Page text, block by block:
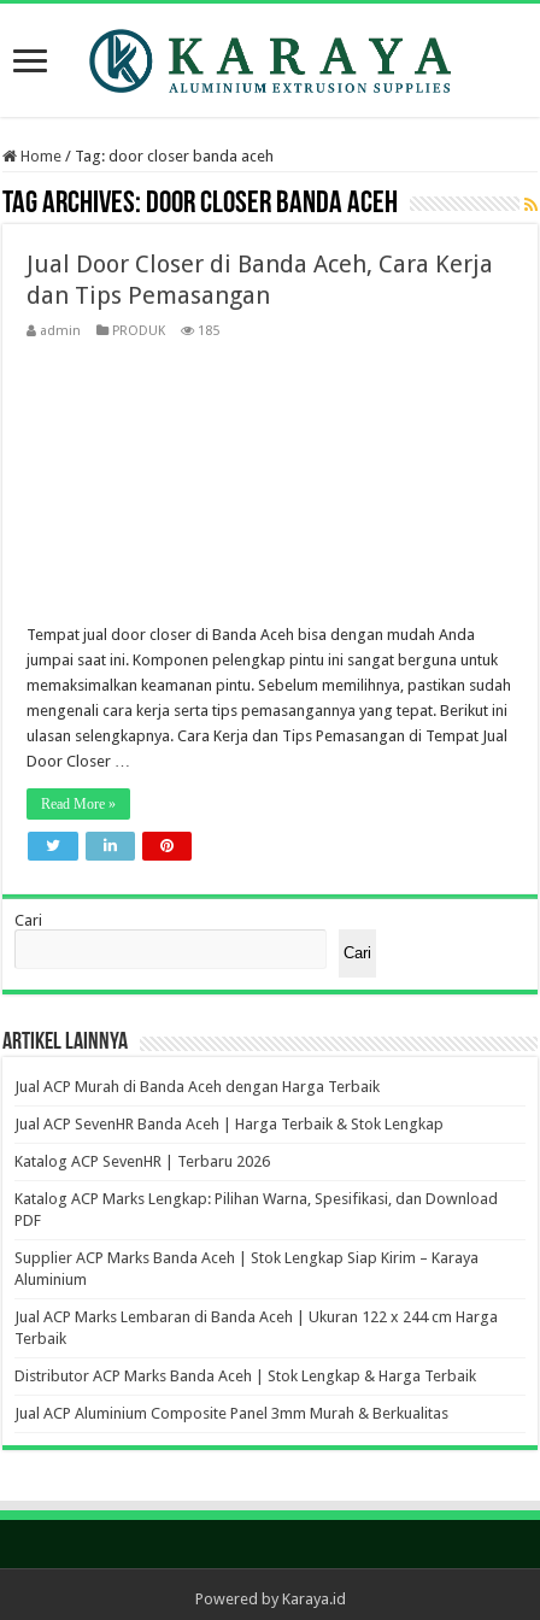
Home / Tag:door closer banda aceh
Tag Archives: door closer banda aceh
Jual Door Closer di Banda Aceh, Cara Kerja
dan Tips Pemasangan
admin PRODUK 185
Tempat jual door closer di Banda Aceh bisa dengan mudah Anda
jumpai saat ini. Komponen pelengkap pintu ini sangat berguna untuk
memaksimalkan keamanan pintu. Sebelum memilihnya, pastikan sudah
mengenali cara kerja serta tips pemasangannya yang tepat. Berikut ini
ulasan selengkapnya. Cara Kerja dan Tips Pemasangan di Tempat Jual
Door Closer …
Read More »
Cari
Cari
Artikel Lainnya
Jual ACP Murah di Banda Aceh dengan Harga Terbaik
Jual ACP SevenHR Banda Aceh | Harga Terbaik & Stok Lengkap
Katalog ACP SevenHR | Terbaru 2026
Katalog ACP Marks Lengkap: Pilihan Warna, Spesifikasi, dan Download
PDF
Supplier ACP Marks Banda Aceh | Stok Lengkap Siap Kirim – Karaya
Aluminium
Jual ACP Marks Lembaran di Banda Aceh | Ukuran 122 x 244 cm Harga
Terbaik
Distributor ACP Marks Banda Aceh | Stok Lengkap & Harga Terbaik
Jual ACP Aluminium Composite Panel 3mm Murah & Berkualitas
Powered by Karaya.id